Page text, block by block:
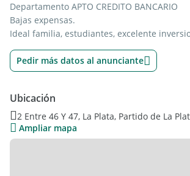
Departamento APTO CREDITO BANCARIO
Bajas expensas.
Ideal familia, estudiantes, excelente
Pedir más datos al anunciante
Ubicación
2 Entre 46 Y 47, La Plata, Partido de La
Ampliar mapa